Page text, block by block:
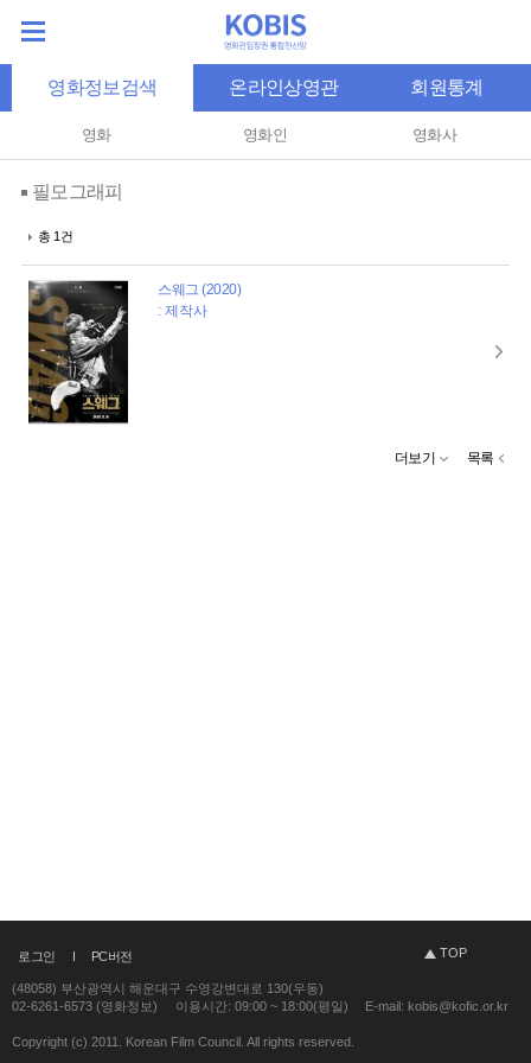
영화정보검색 온라인상영관 회원통계
영화 영화인 영화사
필모그래피
총 1건
스웨그 (2020)
: 제작사
더보기 목록
로그인 PC버전 TOP
(48058) 부산광역시 해운대구 수영강변대로 130(우동)
02-6261-6573 (영화정보)
이용시간: 09:00 ~ 18:00(평일) E-mail: kobis@kofic.or.kr
Copyright (c) 2011. Korean Film Council. All rights reserved.